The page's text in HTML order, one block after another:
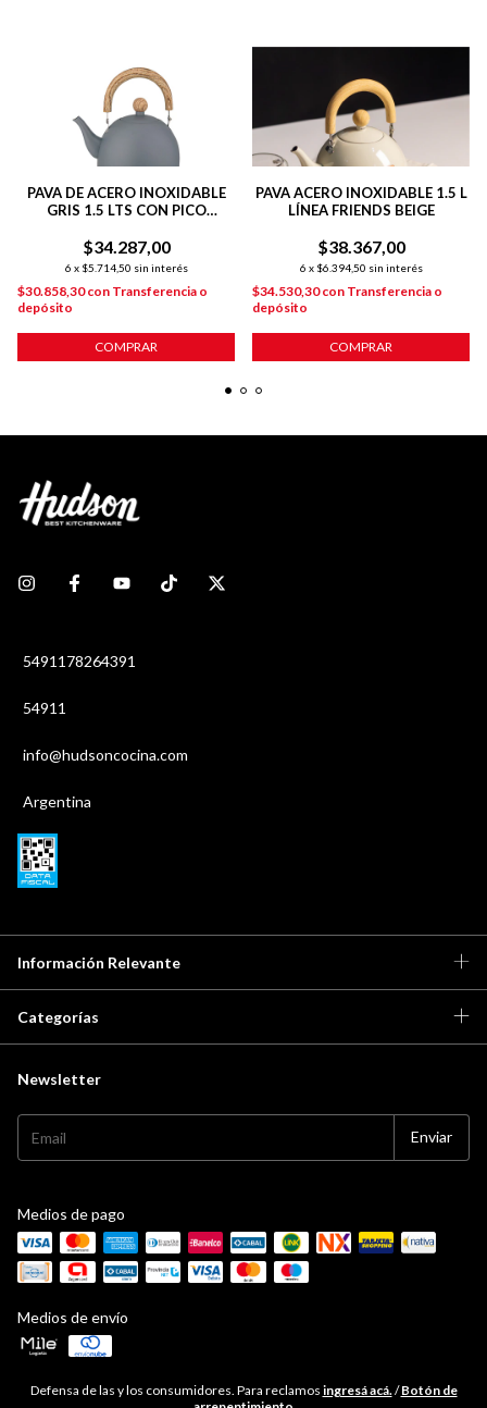
PAVA DE ACERO INOXIDABLE
GRIS 1.5 LTS CON PICO
$34.287,00
6 x $5.714,50 sin interés
$30.858,30con Transferencia o
depósito
COMPRAR
PAVA ACERO INOXIDABLE 1.5 L
LÍNEA FRIENDS BEIGE
$38.367,00
6 x $6.394,50 sin interés
$34.530,30con Transferencia o
depósito
5491178264391
54911
info@hudsoncocina.com
Argentina
Información Relevante
Categorías
Newsletter
Medios de pago
Medios de envío
Defensa de las y los consumidores. Para reclamos ingresá acá. / Botón de